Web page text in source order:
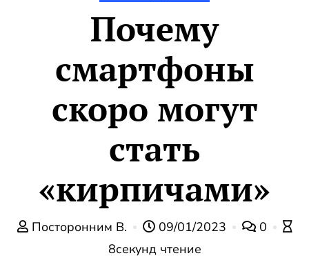
Почему
смартфоны
скоро могут
стать
«кирпичами»
Посторонним В. 09/01/2023
0
8секунд чтение